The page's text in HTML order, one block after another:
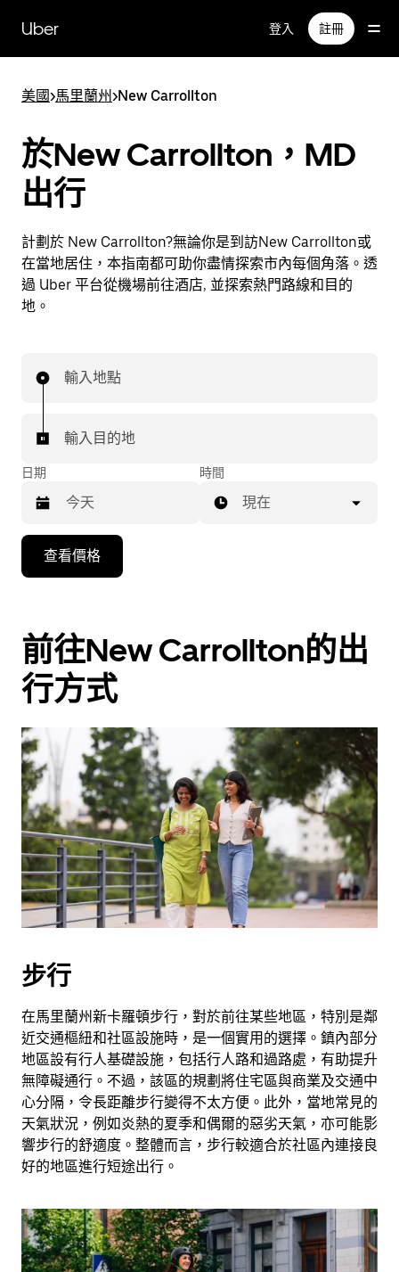
Uber 登入 註冊
美國>馬里蘭州>New Carrollton
於New Carrollton，MD
出行
計劃於 New Carrollton?無論你是到訪New Carrollton或
在當地居住，本指南都可助你盡情探索市內每個角落。透
過 Uber 平台從機場前往酒店, 並探索熱門路線和目的
地。
輸入地點
輸入目的地
日期
下
箭
咀
鍵，
即
使
用
日
曆
和
選
擇
日
期。
Esc
鈕
即
可
關
閉
日
曆。
時間
現在
查看價格
前往New Carrollton的出
行方式
步行
在馬里蘭州新卡羅頓步行，對於前往某些地區，特別是鄰
近交通樞紐和社區設施時，是一個實用的選擇。鎮內部分
地區設有行人基礎設施，包括行人路和過路處，有助提升
無障礙通行。不過，該區的規劃將住宅區與商業及交通中
心分隔，令長距離步行變得不太方便。此外，當地常見的
天氣狀況，例如炎熱的夏季和偶爾的惡劣天氣，亦可能影
響步行的舒適度。整體而言，步行較適合於社區內連接良
好的地區進行短途出行。